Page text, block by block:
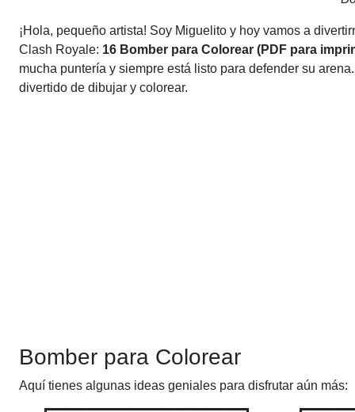
¡Hola, pequeño artista! Soy Miguelito y hoy vamos a
Clash Royale: 16 Bomber para Colorear (PDF para
mucha puntería y siempre está listo para defender su
divertido de dibujar y colorear.
Bomber para Colorear
Aquí tienes algunas ideas geniales para disfrutar aún más: